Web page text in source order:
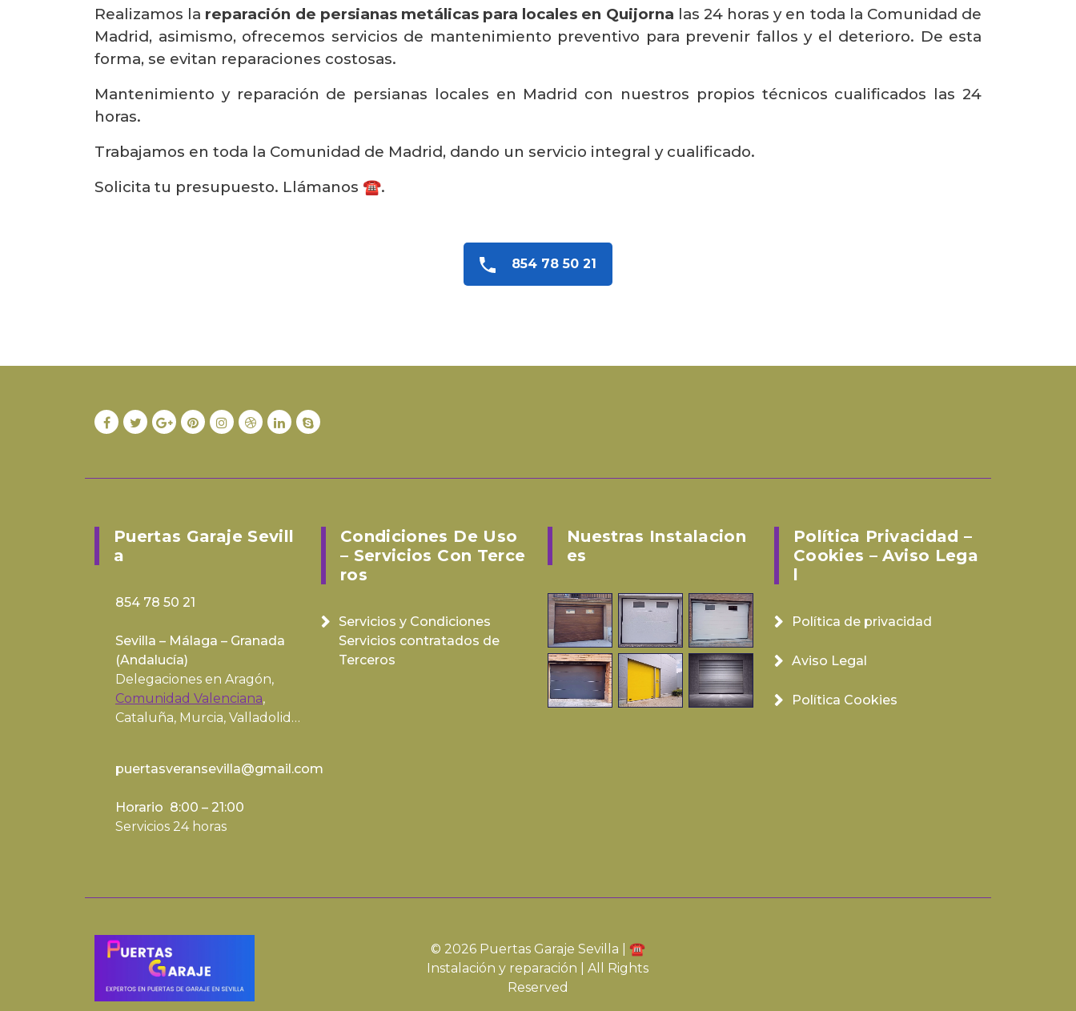
Realizamos la reparación de persianas metálicas para locales en Quijorna las 24 horas y en toda la Comunidad de
Madrid, asimismo, ofrecemos servicios de mantenimiento preventivo para prevenir fallos y el deterioro. De esta
forma, se evitan reparaciones costosas.
Mantenimiento y reparación de persianas locales en Madrid con nuestros propios técnicos cualificados las 24
horas.
Trabajamos en toda la Comunidad de Madrid, dando un servicio integral y cualificado.
Solicita tu presupuesto. Llámanos ☎️.
854 78 50 21
Puertas Garaje Sevill
A
854 78 50 21
Sevilla – Málaga – Granada
(Andalucía)
Delegaciones en Aragón,
Comunidad Valenciana,
Cataluña, Murcia, Valladolid…
puertasveransevilla@gmail.com
Horario 8:00 – 21:00
Servicios 24 horas
Condiciones De Uso
– Servicios Con Terce
Ros
Servicios y Condiciones
Servicios contratados de
Terceros
Nuestras Instalacion
Es
Política Privacidad –
Cookies – Aviso Lega
L
Política de privacidad
Aviso Legal
Política Cookies
© 2026 Puertas Garaje Sevilla | ☎️
Instalación y reparación | All Rights
Reserved